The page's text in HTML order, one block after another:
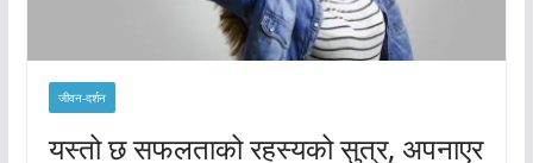
जीवन-दर्शन
यस्तो छ सफलताको रहस्यको सुत्र, अपनाएर